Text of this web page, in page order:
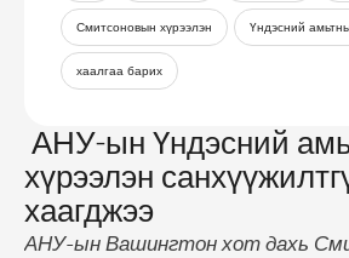
Смитсоновын хүрээлэн Үндэсний
хаалгаа барих
АНУ-ын Үндэсний
хүрээлэн
хаагджээ
АНУ-ын Вашингтон хот дахь